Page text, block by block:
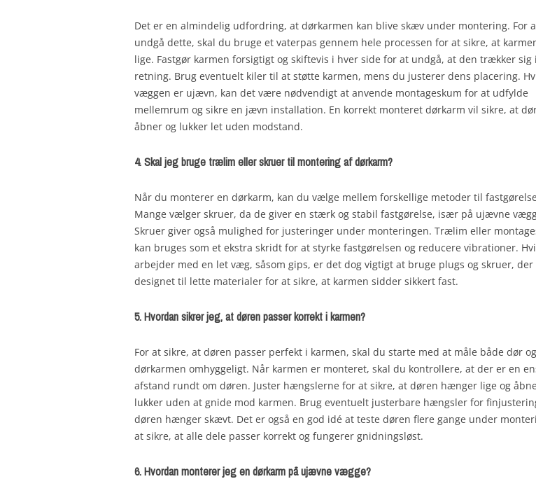
Det er en almindelig udfordring, at dørkarmen kan blive skæv under montering. For
undgå dette, skal du bruge et vaterpas gennem hele processen for at sikre, at
lige. Fastgør karmen forsigtigt og skiftevis i hver side for at undgå, at den trækker sig
retning. Brug eventuelt kiler til at støtte karmen, mens du justerer dens placering.
væggen er ujævn, kan det være nødvendigt at anvende montageskum for at udfylde
mellemrum og sikre en jævn installation. En korrekt monteret dørkarm vil sikre, at
åbner og lukker let uden modstand.
4. Skal jeg bruge trælim eller skruer til montering af dørkarm?
Når du monterer en dørkarm, kan du vælge mellem forskellige metoder til
Mange vælger skruer, da de giver en stærk og stabil fastgørelse, især på ujævne
Skruer giver også mulighed for justeringer under monteringen. Trælim eller
kan bruges som et ekstra skridt for at styrke fastgørelsen og reducere vibrationer.
arbejder med en let væg, såsom gips, er det dog vigtigt at bruge plugs og skruer, der
designet til lette materialer for at sikre, at karmen sidder sikkert fast.
5. Hvordan sikrer jeg, at døren passer korrekt i karmen?
For at sikre, at døren passer perfekt i karmen, skal du starte med at måle både dør og
dørkarmen omhyggeligt. Når karmen er monteret, skal du kontrollere, at der er en
afstand rundt om døren. Juster hængslerne for at sikre, at døren hænger lige og
lukker uden at gnide mod karmen. Brug eventuelt justerbare hængsler for
døren hænger skævt. Det er også en god idé at teste døren flere gange under
at sikre, at alle dele passer korrekt og fungerer gnidningsløst.
6. Hvordan monterer jeg en dørkarm på ujævne vægge?